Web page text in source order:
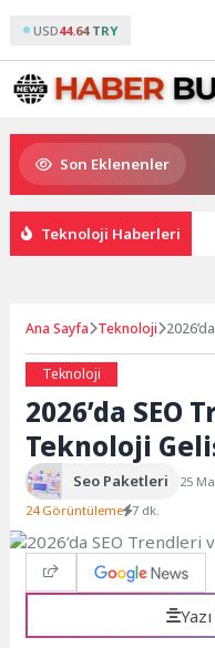
USD44.64 TRY
Son Eklenenler
gençleri İzmir’de
Teknoloji Haberleri
Ana Sayfa Teknoloji
Teknoloji
2026’da SEO
Teknoloji
Seo Paketleri 25
24 Görüntüleme 7 dk.